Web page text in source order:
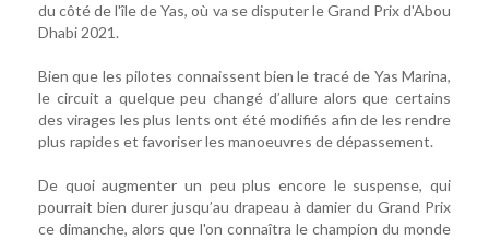
du côté de l'île de Yas, où va se disputer le Grand Prix d'Abou
Dhabi 2021.
Bien que les pilotes connaissent bien le tracé de Yas Marina,
le circuit a quelque peu changé d’allure alors que certains
des virages les plus lents ont été modifiés afin de les rendre
plus rapides et favoriser les manoeuvres de dépassement.
De quoi augmenter un peu plus encore le suspense, qui
pourrait bien durer jusqu’au drapeau à damier du Grand Prix
ce dimanche, alors que l'on connaîtra le champion du monde